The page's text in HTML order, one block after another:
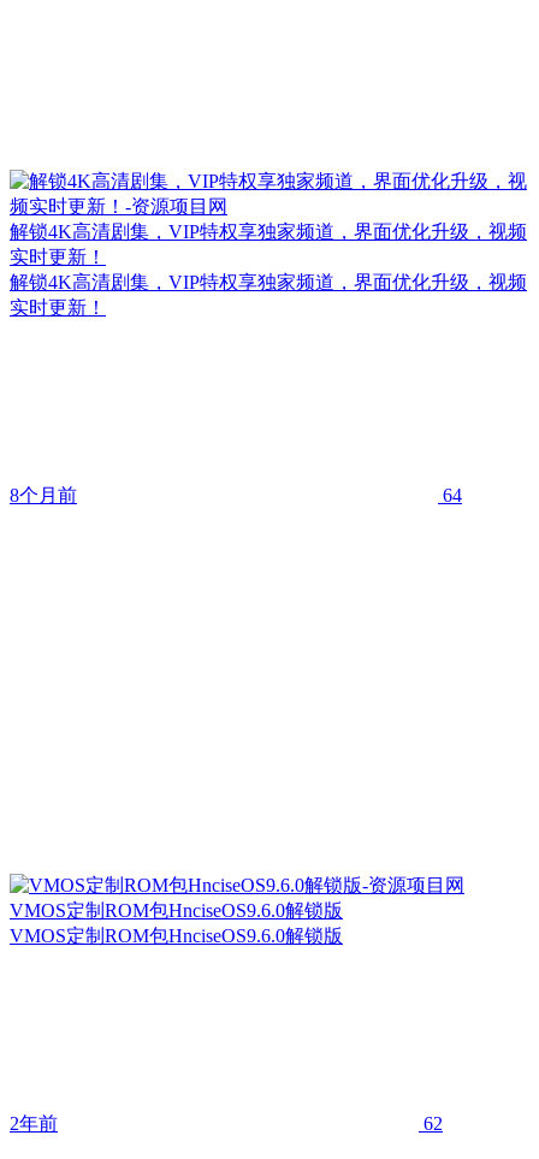
解锁4K高清剧集，VIP特权享独家频道，界面优化升级，视频
实时更新！
解锁4K高清剧集，VIP特权享独家频道，界面优化升级，视频
实时更新！
8个月前 64
VMOS定制ROM包HnciseOS9.6.0解锁版
VMOS定制ROM包HnciseOS9.6.0解锁版
2年前 62